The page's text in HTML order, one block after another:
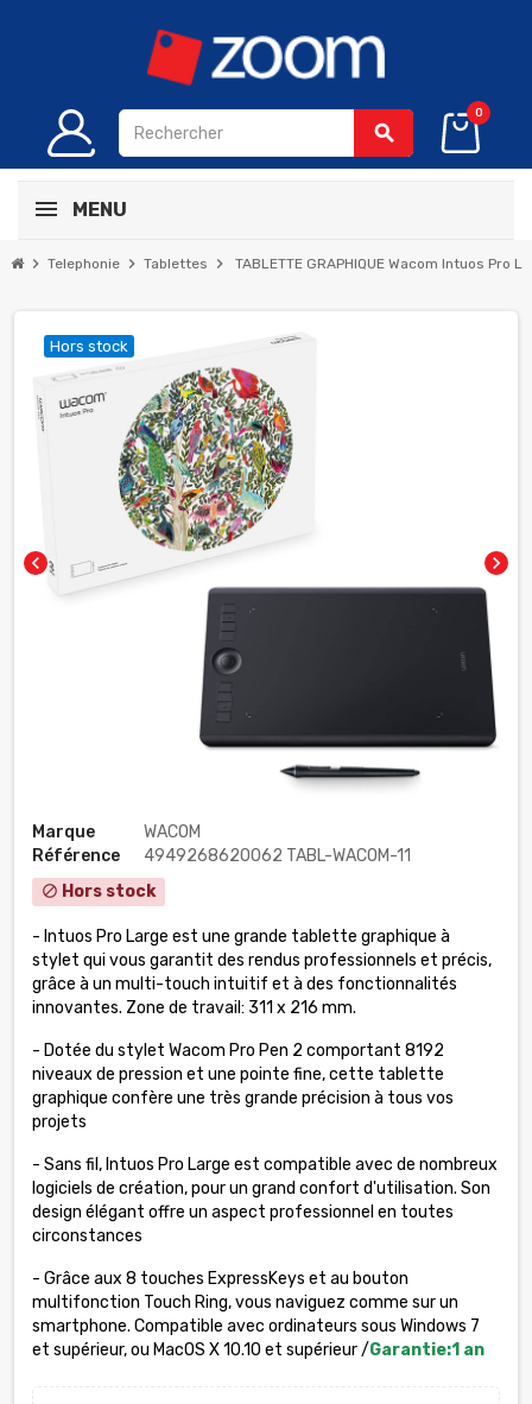
search
0
MENU
chevron_right Telephonie chevron_right Tablettes chevron_right TABLETTE GRAPHIQUE Wacom Intuos Pro
chevron_left chevron_right
Hors stock
Marque
WACOM
Référence
4949268620062 TABL-WACOM-11
block Hors stock
- Intuos Pro Large est une grande tablette graphique à
stylet qui vous garantit des rendus professionnels et précis,
grâce à un multi-touch intuitif et à des fonctionnalités
innovantes. Zone de travail: 311 x 216 mm.
- Dotée du stylet Wacom Pro Pen 2 comportant 8192
niveaux de pression et une pointe fine, cette tablette
graphique confère une très grande précision à tous vos
projets
- Sans fil, Intuos Pro Large est compatible avec de nombreux
logiciels de création, pour un grand confort d'utilisation. Son
design élégant offre un aspect professionnel en toutes
circonstances
- Grâce aux 8 touches ExpressKeys et au bouton
multifonction Touch Ring, vous naviguez comme sur un
smartphone. Compatible avec ordinateurs sous Windows 7
et supérieur, ou MacOS X 10.10 et supérieur/Garantie:1 an